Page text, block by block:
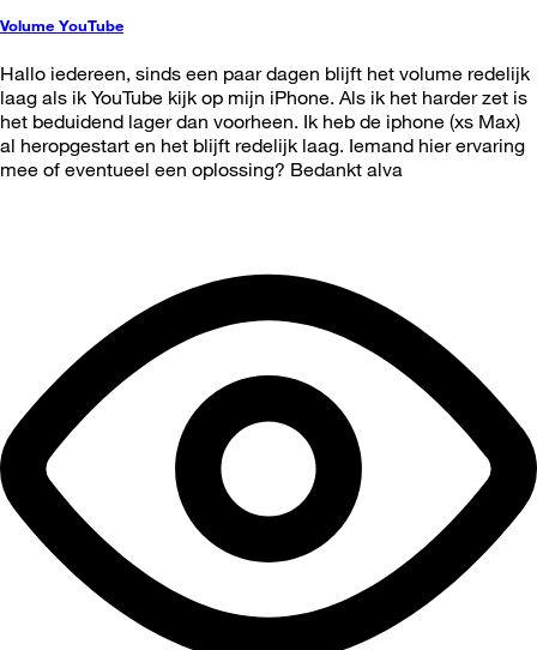
Volume YouTube
Hallo iedereen, sinds een paar dagen blijft het volume redelijk
laag als ik YouTube kijk op mijn iPhone. Als ik het harder zet is
het beduidend lager dan voorheen. Ik heb de iphone (xs Max)
al heropgestart en het blijft redelijk laag. Iemand hier ervaring
mee of eventueel een oplossing? Bedankt alva